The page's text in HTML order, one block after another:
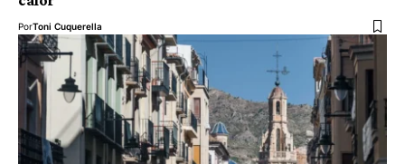
PorToni Cuquerella